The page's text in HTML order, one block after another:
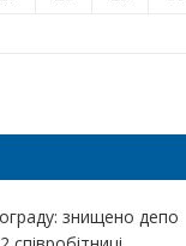
знищено депо